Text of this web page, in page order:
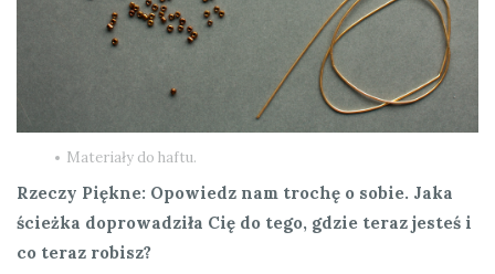
Materiały do haftu.
Rzeczy Piękne: Opowiedz nam trochę o sobie. Jaka
ścieżka doprowadziła Cię do tego, gdzie teraz jesteś i
co teraz robisz?